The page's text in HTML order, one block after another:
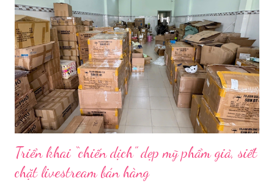
định. Cả ba người vào vị trí. Wu đã chuẩn bị sẵn lời thoại và trao
đổi trước cách diễn đạt với ông và mẹ, thậm chí còn bàn xem
dùng từ nào trong phương ngữ Thượng Hải nghe tự nhiên nhất
trên camera. Ông cô nhăn mặt khi nghe giải thích về Thế vận
hội Mùa đông. “Người già như tụi ông không hiểu mấy cái này...
Triển khai “chiến dịch” dẹp mỹ phẩm giả, siết
chặt livestream bán hàng